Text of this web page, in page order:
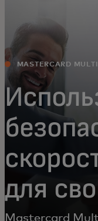
Новости и
MASTERCARD
для
Mastercard